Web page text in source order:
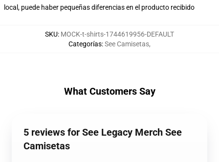
local, puede haber pequeñas diferencias en el producto recibido
SKU: MOCK-t-shirts-1744619956-DEFAULT
Categorías:See Camisetas,
What Customers Say
5 reviews for See Legacy Merch See
Camisetas